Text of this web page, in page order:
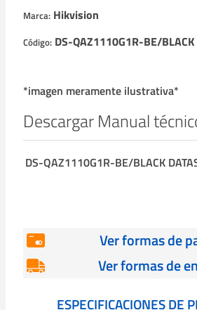
Marca: Hikvision
Código: DS-QAZ1110G1R-BE/BLACK
*imagen meramente ilustrativa*
Descargar Manual
DS-QAZ1110G1R-BE/BLACK
Ver formas de
Ver formas de
ESPECIFICACIONES DE